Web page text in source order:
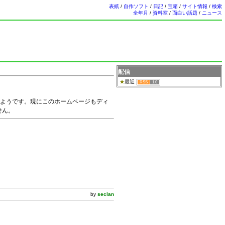
表紙 / 自作ソフト / 日記 / 宝箱 / サイト情報 / 検索
全年月 / 資料室 / 面白い話題 / ニュース
うです。現にこのホームページもディ
。
by seclan
配信
最近 RSS 1.0